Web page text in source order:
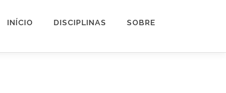
INÍCIO DISCIPLINAS SOBRE